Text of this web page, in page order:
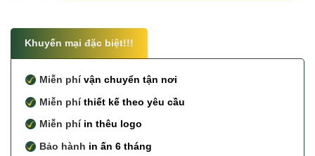
Khuyến mại đặc biệt!!!
Miễn phívận chuyển tận nơi
Miễn phíthiết kế theo yêu cầu
Miễn phíin thêu logo
Bảo hành in ấn 6 tháng